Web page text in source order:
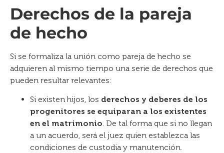
Derechos de la pareja
de hecho
Si se formaliza la unión como pareja de hecho se
adquieren al mismo tiempo una serie de derechos que
pueden resultar relevantes:
Si existen hijos, los derechos y deberes de los
progenitores se equiparan a los existentes
en el matrimonio. De tal forma que si no llegan
a un acuerdo, será el juez quien establezca las
condiciones de custodia y manutención.